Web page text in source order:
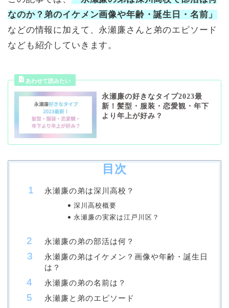
なのか？弟のイケメン画像や年齢・誕生日・名前」
などの情報に加えて、永瀬廉さんと弟のエピソード
なども紹介していきます。
永瀬廉の好きなタイプ2023最
新！髪型・服装・恋愛観・年下
より年上が好み？
目次
永瀬廉の弟は深川高校？
深川高校概要
永瀬廉の実家は江戸川区？
永瀬廉の弟の部活は何？
永瀬廉の弟はイケメン？画像や年齢・誕生日
は？
永瀬廉の弟の名前は？
永瀬廉と弟のエピソード